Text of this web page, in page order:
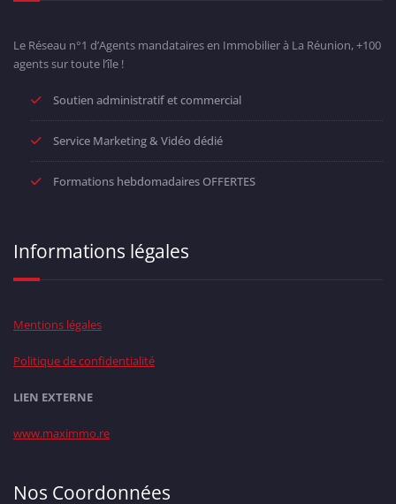
Le Réseau n°1 d’Agents mandataires en Immobilier à La Réunion, +100
agents sur toute l’île !
Soutien administratif et commercial
Service Marketing & Vidéo dédié
Formations hebdomadaires OFFERTES
Informations légales
Mentions légales
Politique de confidentialité
LIEN EXTERNE
www.maximmo.re
Nos Coordonnées